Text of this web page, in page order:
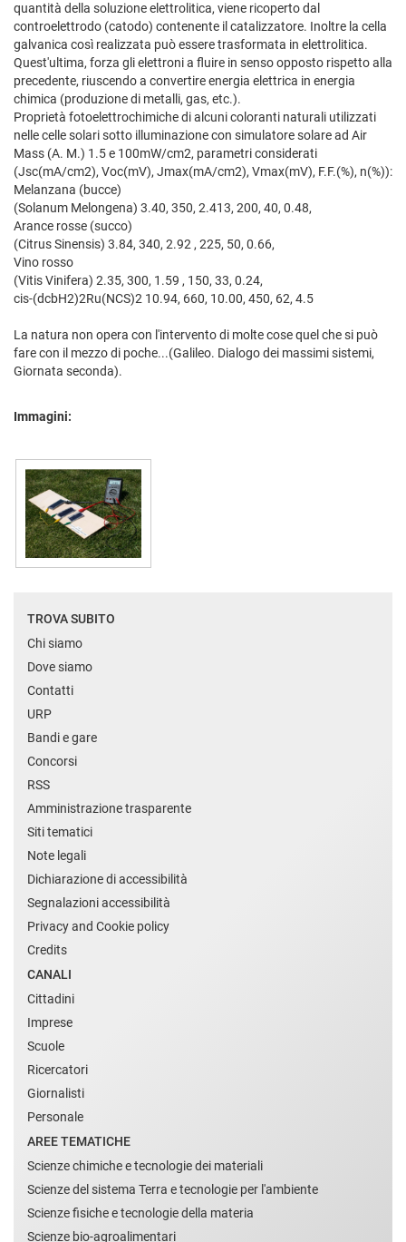
quantità della soluzione elettrolitica, viene ricoperto dal
controelettrodo (catodo) contenente il catalizzatore. Inoltre la cella
galvanica così realizzata può essere trasformata in elettrolitica.
Quest'ultima, forza gli elettroni a fluire in senso opposto rispetto alla
precedente, riuscendo a convertire energia elettrica in energia
chimica (produzione di metalli, gas, etc.).
Proprietà fotoelettrochimiche di alcuni coloranti naturali utilizzati
nelle celle solari sotto illuminazione con simulatore solare ad Air
Mass (A. M.) 1.5 e 100mW/cm2, parametri considerati
(Jsc(mA/cm2), Voc(mV), Jmax(mA/cm2), Vmax(mV), F.F.(%), n(%)):
Melanzana (bucce)
(Solanum Melongena) 3.40, 350, 2.413, 200, 40, 0.48,
Arance rosse (succo)
(Citrus Sinensis) 3.84, 340, 2.92 , 225, 50, 0.66,
Vino rosso
(Vitis Vinifera) 2.35, 300, 1.59 , 150, 33, 0.24,
cis-(dcbH2)2Ru(NCS)2 10.94, 660, 10.00, 450, 62, 4.5
La natura non opera con l'intervento di molte cose quel che si può
fare con il mezzo di poche...(Galileo. Dialogo dei massimi sistemi,
Giornata seconda).
Immagini:
TROVA SUBITO
Chi siamo
Dove siamo
Contatti
URP
Bandi e gare
Concorsi
RSS
Amministrazione trasparente
Siti tematici
Note legali
Dichiarazione di accessibilità
Segnalazioni accessibilità
Privacy and Cookie policy
Credits
CANALI
Cittadini
Imprese
Scuole
Ricercatori
Giornalisti
Personale
AREE TEMATICHE
Scienze chimiche e tecnologie dei materiali
Scienze del sistema Terra e tecnologie per l'ambiente
Scienze fisiche e tecnologie della materia
Scienze bio-agroalimentari